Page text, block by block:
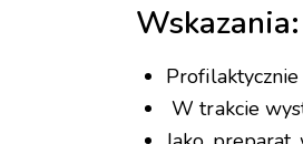
Wskazania:
W trakcie